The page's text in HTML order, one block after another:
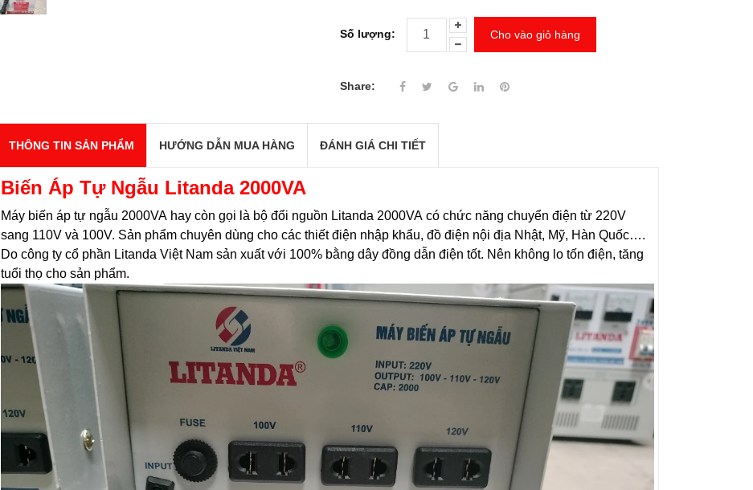
Số lượng: Cho vào giỏ hàng
Share:
THÔNG TIN SẢN PHẨM HƯỚNG DẪN MUA HÀNG ĐÁNH GIÁ CHI TIẾT
Biến Áp Tự Ngẫu Litanda 2000VA
Máy biến áp tự ngẫu 2000VA hay còn gọi là bộ đổi nguồn Litanda 2000VA có chức năng chuyển điện từ 220V
sang 110V và 100V. Sản phẩm chuyên dùng cho các thiết điện nhập khẩu, đồ điện nội địa Nhật, Mỹ, Hàn Quốc….
Do công ty cổ phần Litanda Việt Nam sản xuất với 100% bằng dây đồng dẫn điện tốt. Nên không lo tốn điện, tăng
tuổi thọ cho sản phẩm.